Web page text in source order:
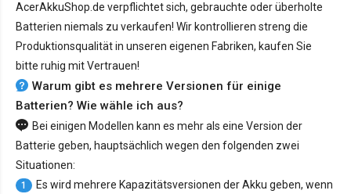
AcerAkkuShop.de verpflichtet sich, gebrauchte oder überholte
Batterien niemals zu verkaufen! Wir kontrollieren streng die
Produktionsqualität in unseren eigenen Fabriken, kaufen Sie
bitte ruhig mit Vertrauen!
Warum gibt es mehrere Versionen für einige
Batterien? Wie wähle ich aus?
Bei einigen Modellen kann es mehr als eine Version der
Batterie geben, hauptsächlich wegen den folgenden zwei
Situationen:
1
Es wird mehrere Kapazitätsversionen der Akku geben, wenn